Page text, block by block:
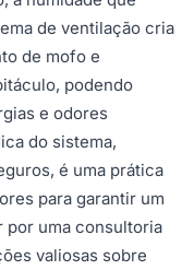
de ventilação cria
de mofo e
podendo
e odores
do sistema,
é uma prática
para garantir um
por uma consultoria
valiosas sobre